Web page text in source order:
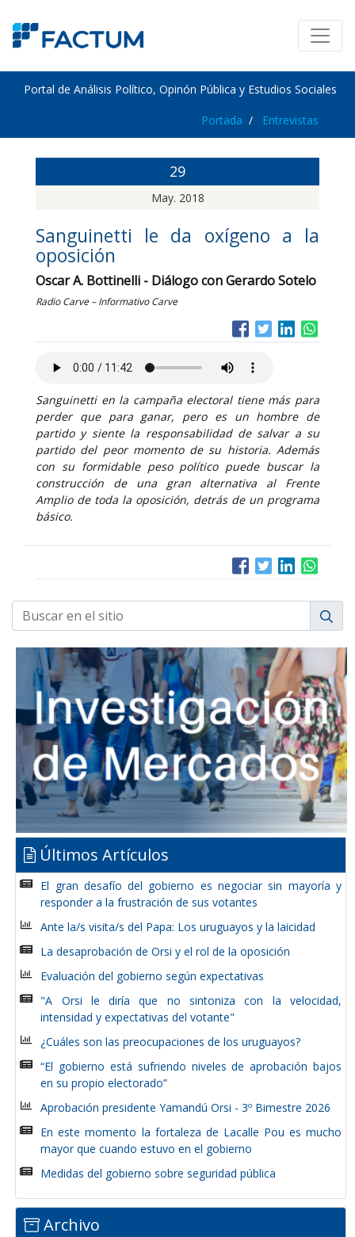
Portal de Análisis Político, Opinón Pública y Estudios Sociales
Portada Entrevistas
29
May. 2018
Sanguinetti le da oxígeno a la
oposición
Oscar A. Bottinelli - Diálogo con Gerardo Sotelo
Radio Carve – Informativo Carve
Sanguinetti en la campaña electoral tiene más para
perder que para ganar, pero es un hombre de
partido y siente la responsabilidad de salvar a su
partido del peor momento de su historia. Además
con su formidable peso político puede buscar la
construcción de una gran alternativa al Frente
Amplio de toda la oposición, detrás de un programa
básico.
Últimos Artículos
El gran desafío del gobierno es negociar sin mayoría y
responder a la frustración de sus votantes
Ante la/s visita/s del Papa: Los uruguayos y la laicidad
La desaprobación de Orsi y el rol de la oposición
Evaluación del gobierno según expectativas
"A Orsi le diría que no sintoniza con la velocidad,
intensidad y expectativas del votante"
¿Cuáles son las preocupaciones de los uruguayos?
“El gobierno está sufriendo niveles de aprobación bajos
en su propio electorado”
Aprobación presidente Yamandú Orsi - 3º Bimestre 2026
En este momento la fortaleza de Lacalle Pou es mucho
mayor que cuando estuvo en el gobierno
Medidas del gobierno sobre seguridad pública
Archivo